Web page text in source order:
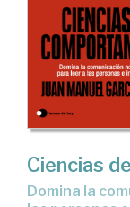
Ciencias
Domina la comunicación no consciente para leer a